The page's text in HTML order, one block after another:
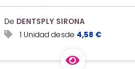
De DENTSPLY SIRONA
1 Unidad desde 4,58 €